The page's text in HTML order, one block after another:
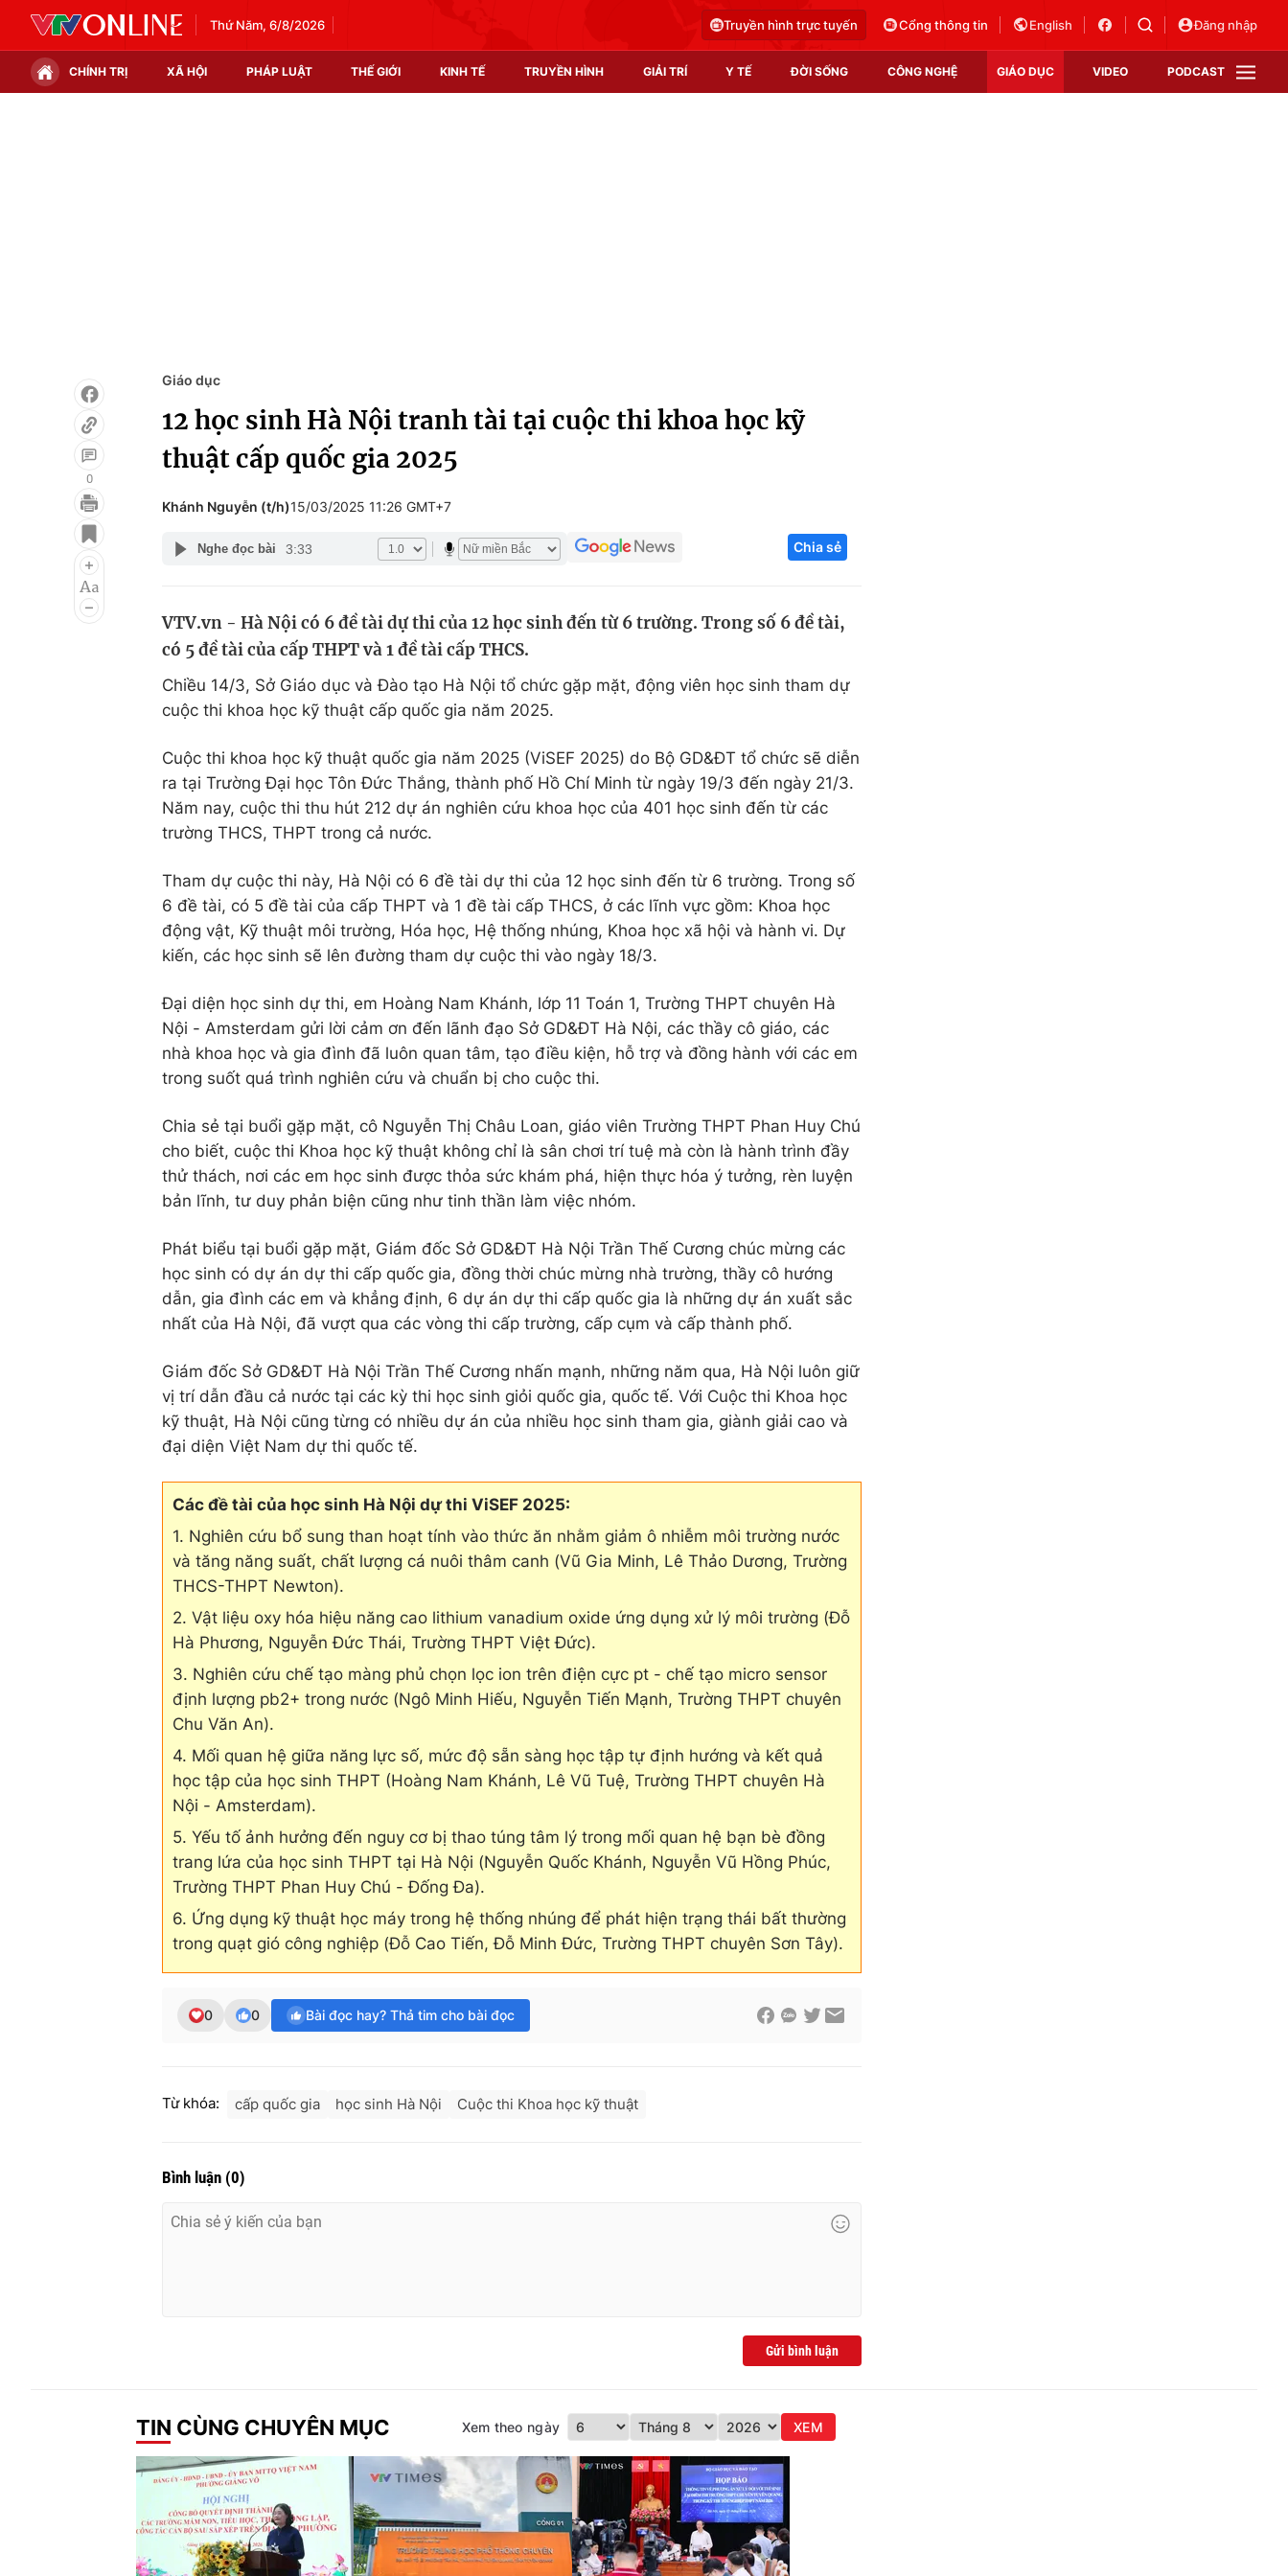
Thứ Năm, 6/8/2026 Truyền hình trực tuyến Cổng thông tin English Đăng nhập
CHÍNH TRỊ XÃ HỘI PHÁP LUẬT THẾ GIỚI KINH TẾ TRUYỀN HÌNH GIẢI TRÍ Y TẾ ĐỜI SỐNG CÔNG NGHỆ GIÁO DỤC VIDEO PODCAST
Infographic
Điện ảnh
Âm nhạc
Du lịch
Chất lượng cuộc sống
Tuyển sinh
Hitech Công nghệ tương lai
Thị trường
0
Giáo dục
12 học sinh Hà Nội tranh tài tại cuộc thi khoa học kỹ
thuật cấp quốc gia 2025
Khánh Nguyễn (t/h)15/03/2025 11:26 GMT+7
Nghe đọc bài 3:33 Chia sẻ
VTV.vn - Hà Nội có 6 đề tài dự thi của 12 học sinh đến từ 6 trường. Trong số 6 đề tài,
có 5 đề tài của cấp THPT và 1 đề tài cấp THCS.
Chiều 14/3, Sở Giáo dục và Đào tạo Hà Nội tổ chức gặp mặt, động viên học sinh tham dự
cuộc thi khoa học kỹ thuật cấp quốc gia năm 2025.
Cuộc thi khoa học kỹ thuật quốc gia năm 2025 (ViSEF 2025) do Bộ GD&ĐT tổ chức sẽ diễn
ra tại Trường Đại học Tôn Đức Thắng, thành phố Hồ Chí Minh từ ngày 19/3 đến ngày 21/3.
Năm nay, cuộc thi thu hút 212 dự án nghiên cứu khoa học của 401 học sinh đến từ các
trường THCS, THPT trong cả nước.
Tham dự cuộc thi này, Hà Nội có 6 đề tài dự thi của 12 học sinh đến từ 6 trường. Trong số
6 đề tài, có 5 đề tài của cấp THPT và 1 đề tài cấp THCS, ở các lĩnh vực gồm: Khoa học
động vật, Kỹ thuật môi trường, Hóa học, Hệ thống nhúng, Khoa học xã hội và hành vi. Dự
kiến, các học sinh sẽ lên đường tham dự cuộc thi vào ngày 18/3.
Đại diện học sinh dự thi, em Hoàng Nam Khánh, lớp 11 Toán 1, Trường THPT chuyên Hà
Nội - Amsterdam gửi lời cảm ơn đến lãnh đạo Sở GD&ĐT Hà Nội, các thầy cô giáo, các
nhà khoa học và gia đình đã luôn quan tâm, tạo điều kiện, hỗ trợ và đồng hành với các em
trong suốt quá trình nghiên cứu và chuẩn bị cho cuộc thi.
Chia sẻ tại buổi gặp mặt, cô Nguyễn Thị Châu Loan, giáo viên Trường THPT Phan Huy Chú
cho biết, cuộc thi Khoa học kỹ thuật không chỉ là sân chơi trí tuệ mà còn là hành trình đầy
thử thách, nơi các em học sinh được thỏa sức khám phá, hiện thực hóa ý tưởng, rèn luyện
bản lĩnh, tư duy phản biện cũng như tinh thần làm việc nhóm.
Phát biểu tại buổi gặp mặt, Giám đốc Sở GD&ĐT Hà Nội Trần Thế Cương chúc mừng các
học sinh có dự án dự thi cấp quốc gia, đồng thời chúc mừng nhà trường, thầy cô hướng
dẫn, gia đình các em và khẳng định, 6 dự án dự thi cấp quốc gia là những dự án xuất sắc
nhất của Hà Nội, đã vượt qua các vòng thi cấp trường, cấp cụm và cấp thành phố.
Giám đốc Sở GD&ĐT Hà Nội Trần Thế Cương nhấn mạnh, những năm qua, Hà Nội luôn giữ
vị trí dẫn đầu cả nước tại các kỳ thi học sinh giỏi quốc gia, quốc tế. Với Cuộc thi Khoa học
kỹ thuật, Hà Nội cũng từng có nhiều dự án của nhiều học sinh tham gia, giành giải cao và
đại diện Việt Nam dự thi quốc tế.
Các đề tài của học sinh Hà Nội dự thi ViSEF 2025:
1. Nghiên cứu bổ sung than hoạt tính vào thức ăn nhằm giảm ô nhiễm môi trường nước
và tăng năng suất, chất lượng cá nuôi thâm canh (Vũ Gia Minh, Lê Thảo Dương, Trường
THCS-THPT Newton).
2. Vật liệu oxy hóa hiệu năng cao lithium vanadium oxide ứng dụng xử lý môi trường (Đỗ
Hà Phương, Nguyễn Đức Thái, Trường THPT Việt Đức).
3. Nghiên cứu chế tạo màng phủ chọn lọc ion trên điện cực pt - chế tạo micro sensor
định lượng pb2+ trong nước (Ngô Minh Hiếu, Nguyễn Tiến Mạnh, Trường THPT chuyên
Chu Văn An).
4. Mối quan hệ giữa năng lực số, mức độ sẵn sàng học tập tự định hướng và kết quả
học tập của học sinh THPT (Hoàng Nam Khánh, Lê Vũ Tuệ, Trường THPT chuyên Hà
Nội - Amsterdam).
5. Yếu tố ảnh hưởng đến nguy cơ bị thao túng tâm lý trong mối quan hệ bạn bè đồng
trang lứa của học sinh THPT tại Hà Nội (Nguyễn Quốc Khánh, Nguyễn Vũ Hồng Phúc,
Trường THPT Phan Huy Chú - Đống Đa).
6. Ứng dụng kỹ thuật học máy trong hệ thống nhúng để phát hiện trạng thái bất thường
trong quạt gió công nghiệp (Đỗ Cao Tiến, Đỗ Minh Đức, Trường THPT chuyên Sơn Tây).
0 0 Bài đọc hay? Thả tim cho bài đọc
Từ khóa: cấp quốc gia học sinh Hà Nội Cuộc thi Khoa học kỹ thuật
Bình luận (0)
Gửi bình luận
TIN CÙNG CHUYÊN MỤC Xem theo ngày XEM